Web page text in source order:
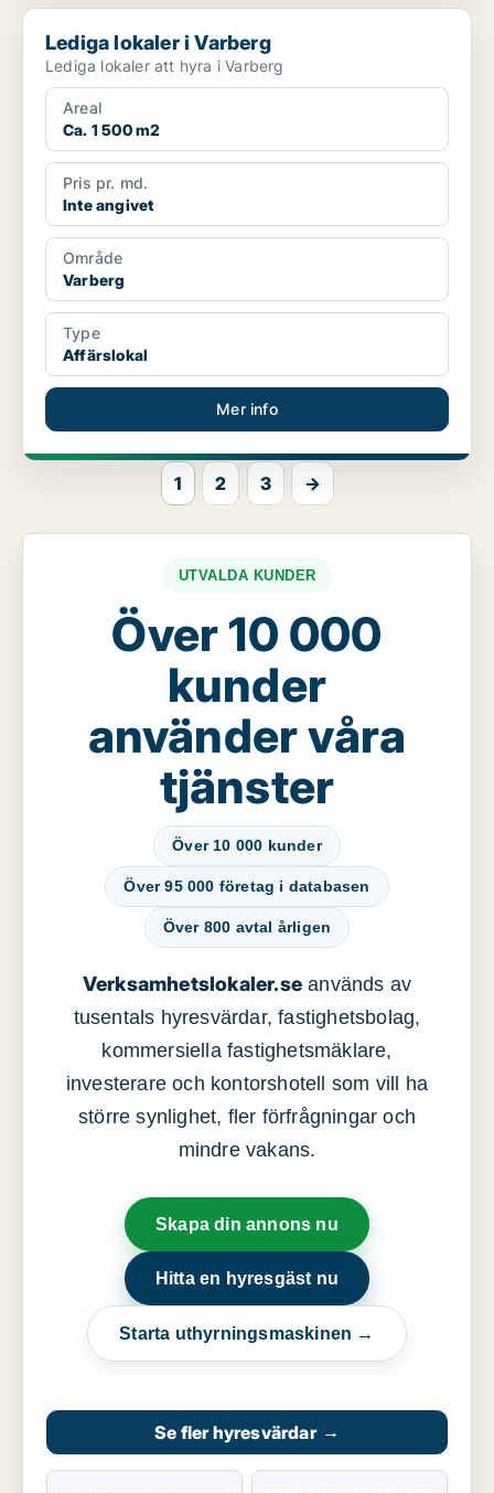
Lediga lokaler i Varberg
Lediga lokaler i Varberg
Lediga lokaler att hyra i Varberg
Areal
Ca. 1 500 m2
Pris pr. md.
Inte angivet
Område
Varberg
Type
Affärslokal
Mer info
1 2 3 →
UTVALDA KUNDER
Över 10 000
kunder
använder våra
tjänster
Över 10 000 kunder
Över 95 000 företag i databasen
Över 800 avtal årligen
Verksamhetslokaler.se används av
tusentals hyresvärdar, fastighetsbolag,
kommersiella fastighetsmäklare,
investerare och kontorshotell som vill ha
större synlighet, fler förfrågningar och
mindre vakans.
Skapa din annons nu
Hitta en hyresgäst nu
Starta uthyrningsmaskinen →
Se fler hyresvärdar →